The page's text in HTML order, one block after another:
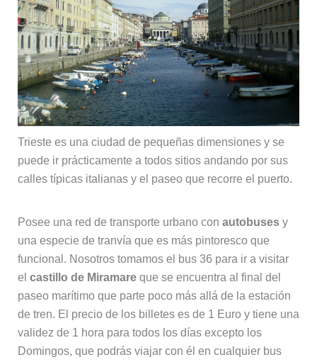
Trieste es una ciudad de pequeñas dimensiones y se
puede ir prácticamente a todos sitios andando por sus
calles típicas italianas y el paseo que recorre el puerto.
Posee una red de transporte urbano con autobusesy
una especie de tranvía que es más pintoresco que
funcional. Nosotros tomamos el bus 36 para ir a visitar
el castillo de Miramareque se encuentra al final del
paseo marítimo que parte poco más allá de la estación
de tren. El precio de los billetes es de 1 Euro y tiene una
validez de 1 hora para todos los días excepto los
Domingos, que podrás viajar con él en cualquier bus